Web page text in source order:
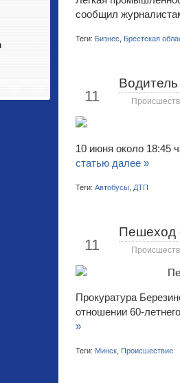
сообщил
Теги: Бизнес Брестская
11
10 июня около 18:45
статью далее »
Теги: Автобусы ДТП
11
Пешеход
Прокуратура
отношении 60-
»
Теги: Минск Происшествие